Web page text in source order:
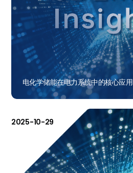
电化学储能在电力系统中的核心应用
2025-10-29